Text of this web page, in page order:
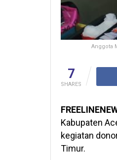
Anggota
7
SHARES
Kabupaten
kegiatan
Timur.